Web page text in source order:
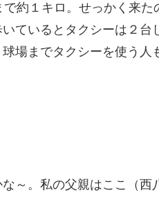
約１キロ。せっかく来
ているとタクシーは２台
場までタクシーを使う人
～。私の父親はここ（